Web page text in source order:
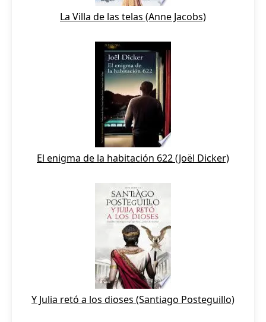
La Villa de las telas (Anne Jacobs)
El enigma de la habitación 622 (Joël Dicker)
Y Julia retó a los dioses (Santiago Posteguillo)